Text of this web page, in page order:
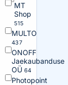
MT
Shop
515
MULTO
437
ONOFF
Jaekaubanduse
OÜ 64
Photopoint